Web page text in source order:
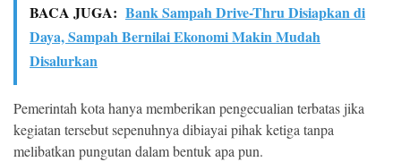
BACA JUGA: Bank Sampah Drive-Thru Disiapkan di
Daya, Sampah Bernilai Ekonomi Makin Mudah
Disalurkan
Pemerintah kota hanya memberikan pengecualian terbatas jika
kegiatan tersebut sepenuhnya dibiayai pihak ketiga tanpa
melibatkan pungutan dalam bentuk apa pun.